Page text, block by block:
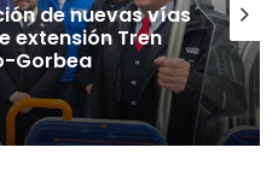
de nuevas vías
extensión Tren
Gorbea